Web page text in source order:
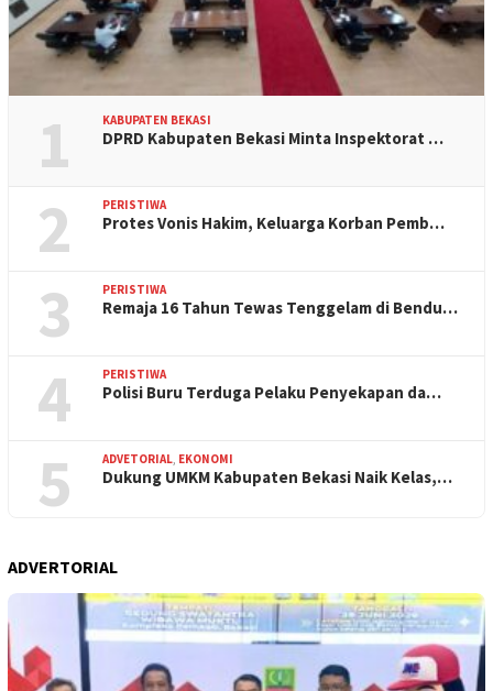
1 KABUPATEN BEKASI
DPRD Kabupaten Bekasi Minta Inspektorat …
2 PERISTIWA
Protes Vonis Hakim, Keluarga Korban Pemb…
3 PERISTIWA
Remaja 16 Tahun Tewas Tenggelam di Bendu…
4 PERISTIWA
Polisi Buru Terduga Pelaku Penyekapan da…
5 ADVETORIAL, EKONOMI
Dukung UMKM Kabupaten Bekasi Naik Kelas,…
ADVERTORIAL